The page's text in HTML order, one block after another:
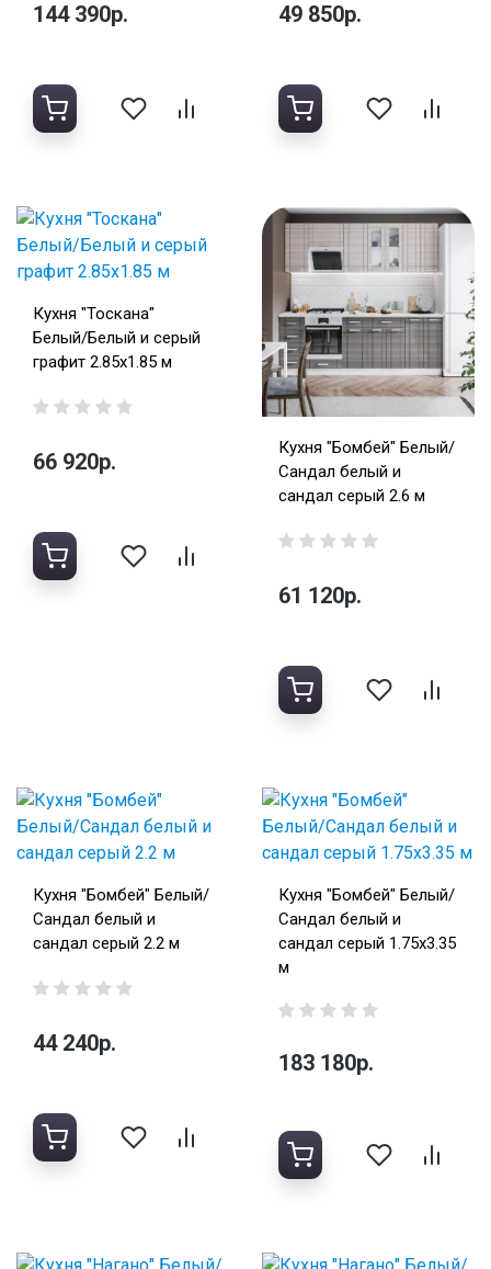
144 390р. 49 850р.
Кухня "Тоскана"
Белый/Белый и серый
графит 2.85х1.85 м
66 920р.
Кухня "Бомбей" Белый/
Сандал белый и
сандал серый 2.6 м
61 120р.
Кухня "Бомбей" Белый/
Сандал белый и
сандал серый 2.2 м
44 240р.
Кухня "Бомбей" Белый/
Сандал белый и
сандал серый 1.75х3.35
м
183 180р.